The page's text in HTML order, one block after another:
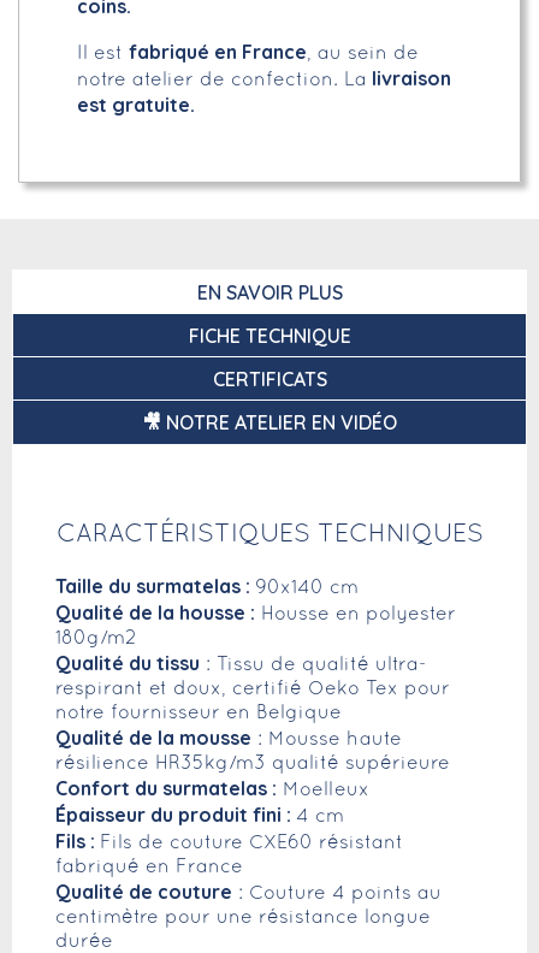
coins.
Il est fabriqué en France, au sein de
notre atelier de confection. La livraison
est gratuite.
EN SAVOIR PLUS
FICHE TECHNIQUE
CERTIFICATS
🎥 NOTRE ATELIER EN VIDÉO
CARACTÉRISTIQUES TECHNIQUES
Taille du surmatelas : 90x140 cm
Qualité de la housse : Housse en polyester
180g/m2
Qualité du tissu : Tissu de qualité ultra-
respirant et doux, certifié Oeko Tex pour
notre fournisseur en Belgique
Qualité de la mousse : Mousse haute
résilience HR35kg/m3 qualité supérieure
Confort du surmatelas : Moelleux
Épaisseur du produit fini : 4 cm
Fils : Fils de couture CXE60 résistant
fabriqué en France
Qualité de couture : Couture 4 points au
centimètre pour une résistance longue
durée